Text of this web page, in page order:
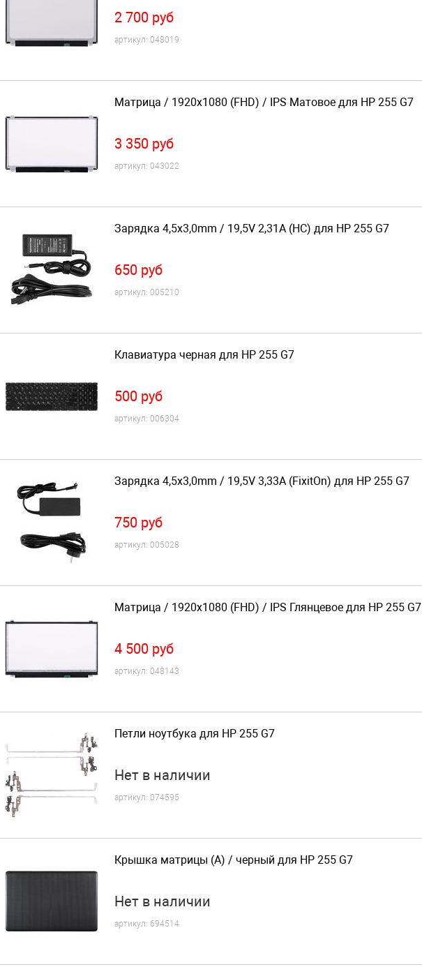
2 700 руб
артикул: 048019
Матрица / 1920x1080 (FHD) / IPS Матовое для HP 255 G7
3 350 руб
артикул: 043022
Зарядка 4,5x3,0mm / 19,5V 2,31A (HC) для HP 255 G7
650 руб
артикул: 005210
Клавиатура черная для HP 255 G7
500 руб
артикул: 006304
Зарядка 4,5x3,0mm / 19,5V 3,33A (FixitOn) для HP 255 G7
750 руб
артикул: 005028
Матрица / 1920x1080 (FHD) / IPS Глянцевое для HP 255 G7
4 500 руб
артикул: 048143
Петли ноутбука для HP 255 G7
Нет в наличии
артикул: 074595
Крышка матрицы (A) / черный для HP 255 G7
Нет в наличии
артикул: 694514